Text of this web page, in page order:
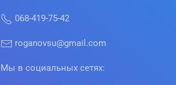
068-419-75-42
roganovsu@gmail.com
Мы в социальных сетях: